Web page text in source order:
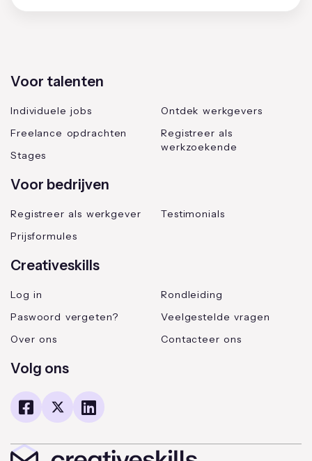
Voor talenten
Individuele jobs
Freelance opdrachten
Stages
Ontdek werkgevers
Registreer als
werkzoekende
Voor bedrijven
Registreer als werkgever
Prijsformules
Testimonials
Creativeskills
Log in
Paswoord vergeten?
Over ons
Rondleiding
Veelgestelde vragen
Contacteer ons
Volg ons